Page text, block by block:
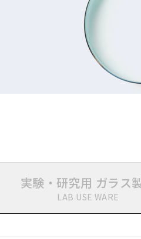
実験・研究用 ガラス
LAB USE WARE